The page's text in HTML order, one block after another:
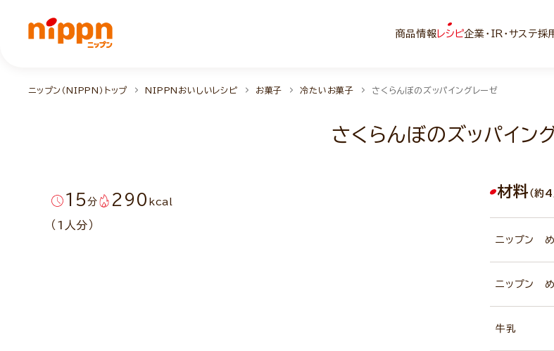
商品情報 レシピ企業・IR・サステ採
ニップン（NIPPN）トップ NIPPNおいしいレシピ お菓子 冷たいお菓子 さくらんぼのズッパイングレーゼ
さくらんぼのズッパイン
15 分 290 kcal
（1人分）
材料 （約
ニップン め
ニップン め
牛乳